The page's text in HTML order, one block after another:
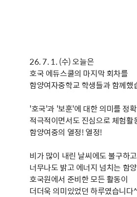
26. 7. 1. (수) 오늘은
호국 에듀스쿨의 마지막 회차를
함양여자중학교 학생들과 함께했
'호국'과 '보훈'에 대한 의미를 정
적극적이면서도 진심으로 체험활
함양여중의 열정! 열정!
비가 많이 내린 날씨에도 불구하고
너무나도 밝고 에너지 넘치는 함
호국원에서 준비한 모든 활동이
더더욱 의미있었던 하루였습니다